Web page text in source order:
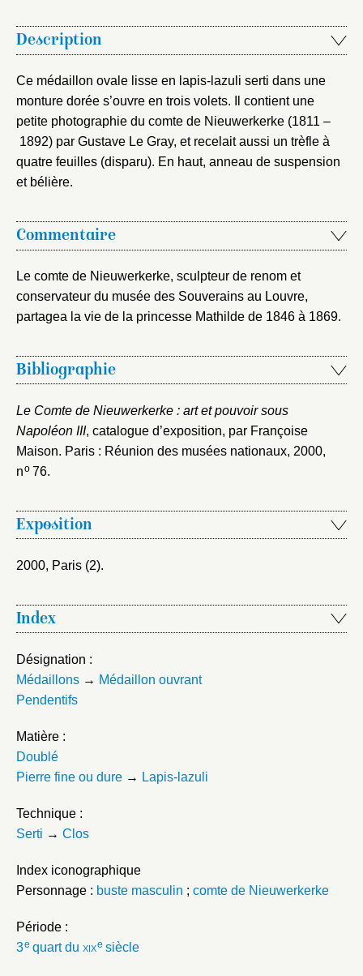
Description
Ce médaillon ovale lisse en lapis-lazuli serti dans une
monture dorée s’ouvre en trois volets. Il contient une
petite photographie du comte de Nieuwerkerke (1811 –
1892) par Gustave Le Gray, et recelait aussi un trèfle à
quatre feuilles (disparu). En haut, anneau de suspension
et bélière.
Commentaire
Le comte de Nieuwerkerke, sculpteur de renom et
conservateur du musée des Souverains au Louvre,
partagea la vie de la princesse Mathilde de 1846 à 1869.
Bibliographie
Le Comte de Nieuwerkerke : art et pouvoir sous
Napoléon III, catalogue d’exposition, par Françoise
Maison. Paris : Réunion des musées nationaux, 2000,
no76.
Exposition
2000, Paris (2).
Index
Désignation :
Médaillons → Médaillon ouvrant
Pendentifs
Matière :
Doublé
Pierre fine ou dure → Lapis-lazuli
Technique :
Serti → Clos
Index iconographique
Personnage : buste masculin ; comte de Nieuwerkerke
Période :
3e quart du xixe siècle
Créer et ajouter